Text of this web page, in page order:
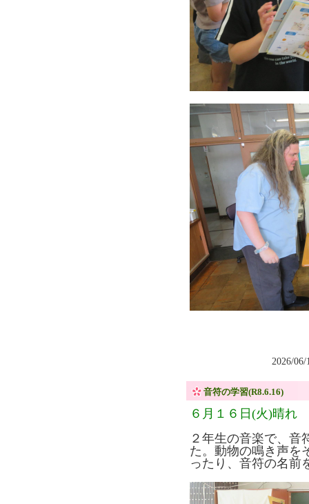
2026/
音符の学習(R8.6.16)
６月１６日(火)晴れ
２年生の音楽で、音
た。動物の鳴き声を
ったり、音符の名前